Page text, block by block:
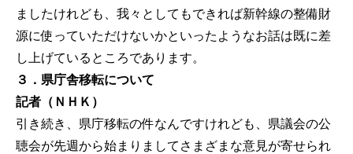
ましたけれども、我々としてもできれば新幹線の整備財
源に使っていただけないかといったようなお話は既に差
し上げているところであります。
３．県庁舎移転について
記者（ＮＨＫ）
引き続き、県庁移転の件なんですけれども、県議会の公
聴会が先週から始まりましてさまざまな意見が寄せられ